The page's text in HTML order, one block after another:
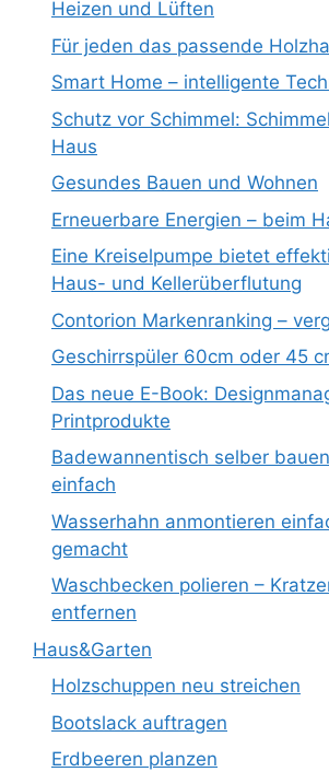
Heizen und Lüften
Für jeden das passende
Smart Home – intelligente
Schutz vor Schimmel:
Haus
Gesundes Bauen und Wohnen
Erneuerbare Energien – beim
Eine Kreiselpumpe bietet
Haus- und Kellerüberflutung
Contorion Markenranking –
Geschirrspüler 60cm oder 45
Das neue E-Book:
Printprodukte
Badewannentisch selber
einfach
Wasserhahn anmontieren
gemacht
Waschbecken polieren –
entfernen
Haus&Garten
Holzschuppen neu streichen
Bootslack auftragen
Erdbeeren planzen